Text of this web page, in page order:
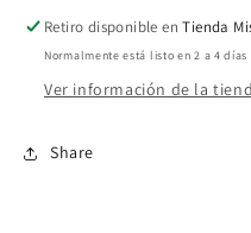
Retiro disponible enTienda
Normalmente está listo en 2 a 4 días
Ver información de la
Share